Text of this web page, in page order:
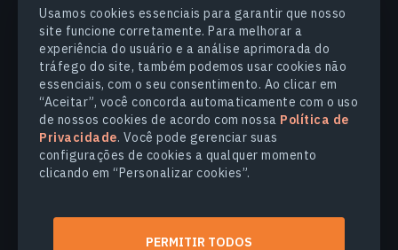
Usamos cookies essenciais para garantir que nosso
site funcione corretamente. Para melhorar a
experiência do usuário e a análise aprimorada do
tráfego do site, também podemos usar cookies não
essenciais, com o seu consentimento. Ao clicar em
“Aceitar”, você concorda automaticamente com o uso
de nossos cookies de acordo com nossa Política de
Privacidade. Você pode gerenciar suas
configurações de cookies a qualquer momento
clicando em “Personalizar cookies”.
PERMITIR TODOS
SETORES
COMPANHIA
EXPLORE